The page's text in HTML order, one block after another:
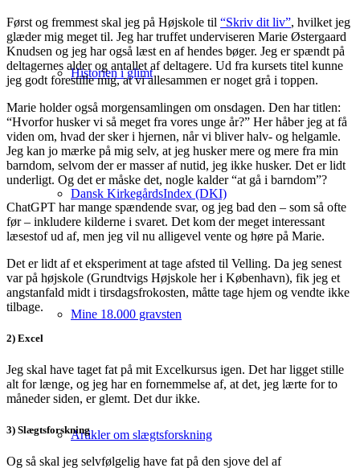
Historien i glimt
Dansk KirkegårdsIndex (DKI)
Mine 18.000 gravsten
Artikler om slægtsforskning
Først og fremmest skal jeg på Højskole til “Skriv dit liv”, hvilket jeg
glæder mig meget til. Jeg har truffet underviseren Marie Østergaard
Knudsen og jeg har også læst en af hendes bøger. Jeg er spændt på
deltagernes alder og antallet af deltagere. Ud fra kursets titel kunne
jeg godt forestille mig, at vi allesammen er noget grå i toppen.
Marie holder også morgensamlingen om onsdagen. Den har titlen:
“Hvorfor husker vi så meget fra vores unge år?” Her håber jeg at få
viden om, hvad der sker i hjernen, når vi bliver halv- og helgamle.
Jeg kan jo mærke på mig selv, at jeg husker mere og mere fra min
barndom, selvom der er masser af nutid, jeg ikke husker. Det er lidt
underligt. Og det er måske det, nogle kalder “at gå i barndom”?
ChatGPT har mange spændende svar, og jeg bad den – som så ofte
før – inkludere kilderne i svaret. Det kom der meget interessant
læsestof ud af, men jeg vil nu alligevel vente og høre på Marie.
Det er lidt af et eksperiment at tage afsted til Velling. Da jeg senest
var på højskole (Grundtvigs Højskole her i København), fik jeg et
angstanfald midt i tirsdagsfrokosten, måtte tage hjem og vendte ikke
tilbage.
2) Excel
Jeg skal have taget fat på mit Excelkursus igen. Det har ligget stille
alt for længe, og jeg har en fornemmelse af, at det, jeg lærte for to
måneder siden, er glemt. Det dur ikke.
3) Slægtsforskning
Og så skal jeg selvfølgelig have fat på den sjove del af